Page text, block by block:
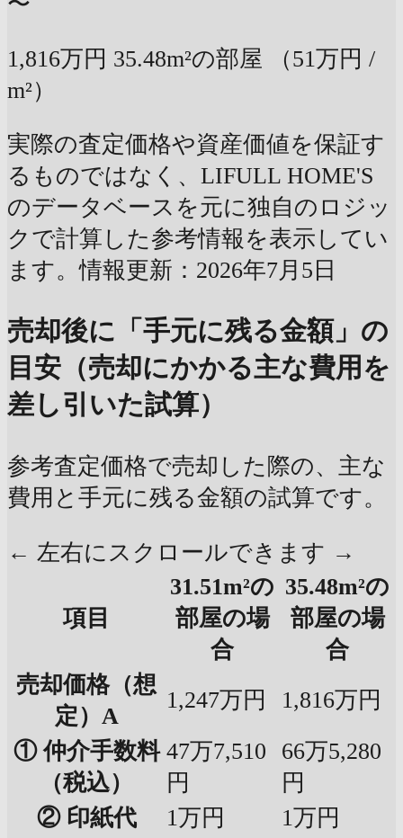
1,816万円 35.48m²の部屋
（51万円 /
m²）
実際の査定価格や資産価値を保証す
るものではなく、LIFULL HOME'S
のデータベースを元に独自のロジッ
クで計算した参考情報を表示してい
ます。情報更新：2026年7月5日
売却後に「手元に残る金額」の
目安（売却にかかる主な費用を
差し引いた試算）
参考査定価格で売却した際の、主な
費用と手元に残る金額の試算です。
← 左右にスクロールできます →
項目
31.51m²の
部屋の場
合
35.48m²の
部屋の場
合
売却価格（想
定）A
1,247万円
1,816万円
① 仲介手数料
（税込）
47万7,510
円
66万5,280
円
② 印紙代
1万円
1万円